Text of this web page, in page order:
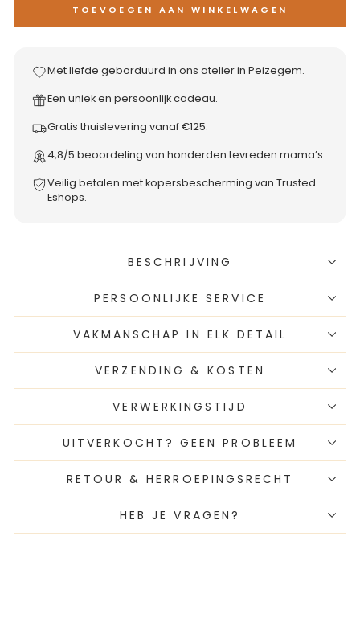
TOEVOEGEN AAN WINKELWAGEN
Met liefde geborduurd in ons atelier in Peizegem.
Een uniek en persoonlijk cadeau.
Gratis thuislevering vanaf €125.
4,8/5 beoordeling van honderden tevreden mama’s.
Veilig betalen met kopersbescherming van Trusted
Eshops.
BESCHRIJVING
PERSOONLIJKE SERVICE
VAKMANSCHAP IN ELK DETAIL
VERZENDING & KOSTEN
VERWERKINGSTIJD
UITVERKOCHT? GEEN PROBLEEM
RETOUR & HERROEPINGSRECHT
HEB JE VRAGEN?